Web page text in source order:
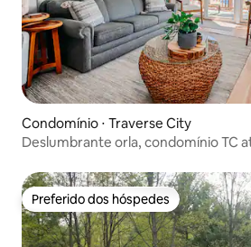
Condomínio ⋅ Traverse City
Deslumbrante orla, condomínio TC
Preferido dos hóspedes
Preferido dos hóspedes